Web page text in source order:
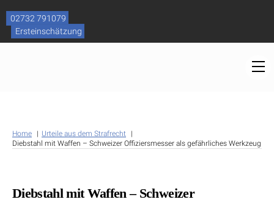
content
02732 791079
Ersteinschätzung
Home
Urteile aus dem Strafrecht
Diebstahl mit Waffen – Schweizer Offiziersmesser als gefährliches Werkzeug
Diebstahl mit Waffen – Schweizer